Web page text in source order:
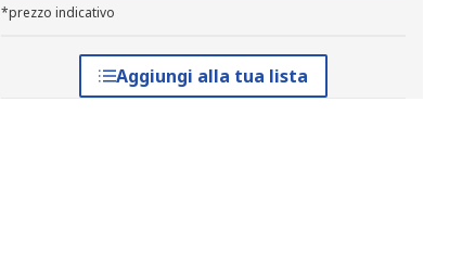
*prezzo indicativo
Aggiungi alla tua lista